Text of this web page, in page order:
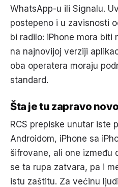
WhatsApp-u ili Signalu.
postepeno i u zavisnosti
bi radilo: iPhone mora biti
na najnovijoj verziji
oba operatera moraju
standard.
Šta je tu zapravo novo
RCS prepiske unutar iste
Androidom, iPhone sa
šifrovane, ali one između
se ta rupa zatvara, pa i
istu zaštitu. Za većinu